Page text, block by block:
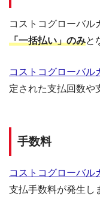
コストコグローバル
「一括払い」のみと
コストコグローバル
定された支払回数や
手数料
コストコグローバル
支払手数料が発生し